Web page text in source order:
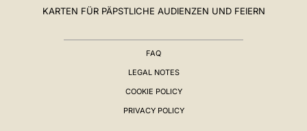
KARTEN FÜR PÄPSTLICHE AUDIENZEN UND FEIERN
FAQ
LEGAL NOTES
COOKIE POLICY
PRIVACY POLICY